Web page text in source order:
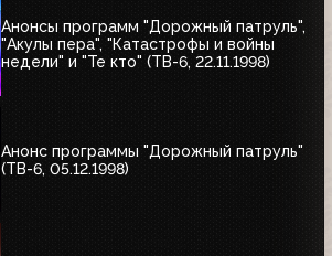
Анонсы программ "Дорожный патруль",
"Акулы пера", "Катастрофы и войны
недели" и "Те кто" (ТВ-6, 22.11.1998)
Анонс программы "Дорожный патруль"
(ТВ-6, 05.12.1998)